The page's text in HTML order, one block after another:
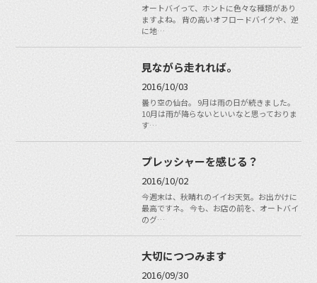
オートバイって、ホントに色々な種類があり
ますよね。 背の高いオフロードバイクや、逆
に地…
見ながら走れれば。
2016/10/03
曇り空の仙台。 9月は雨の日が続きました。
10月は雨が降らないといいなと思っておりま
す…
プレッシャーを感じる？
2016/10/02
今週末は、秋晴れのイイお天気。お出かけに
最高ですネ。 今も、お店の前を、オートバイ
のグ…
大切につつみます
2016/09/30